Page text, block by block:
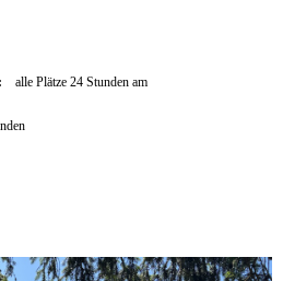
alle Plätze 24 Stunden am